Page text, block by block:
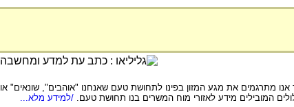
מתרגמים את מגע המזון בפינו לתחושת טעם שאנחנו "אוהבים", שונאים" או
המובילים מידע לאזורי מוח המשרים בנו תחושת טעם. /למידע מלא...